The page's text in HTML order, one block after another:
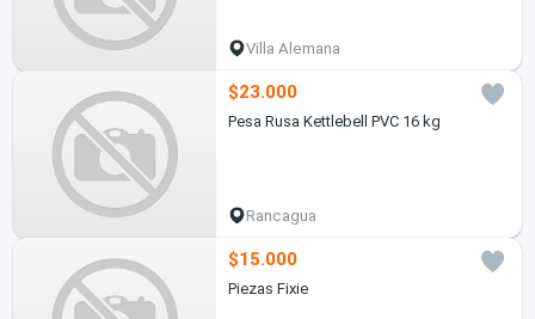
Villa Alemana
$23.000
Pesa Rusa Kettlebell PVC 16 kg
Rancagua
$15.000
Piezas Fixie